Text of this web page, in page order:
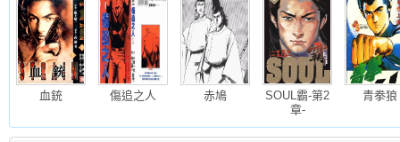
血銃 傷追之人 赤鳩
SOUL霸-第2
章-
青拳狼